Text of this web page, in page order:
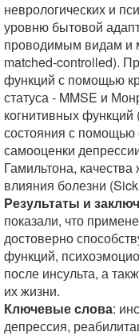
неврологических и
уровню бытовой
проводимым видам и
matched-controlled).
функций с помощью
статуса - MMSE и
когнитивных
состояния с
самооценки
Гамильтона,
влияния болезни
Результаты и
показали, что
достоверно
функций,
после инсульта, а
их жизни.
Ключевые слова:
депрессия,